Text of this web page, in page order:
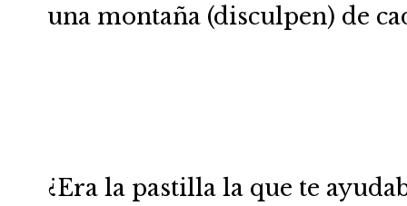
una montaña (disculpen) de
¿Era la pastilla la que te